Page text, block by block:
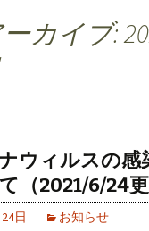
カイブ:
ウィルスの感
（2021/6/24更
日 お知らせ